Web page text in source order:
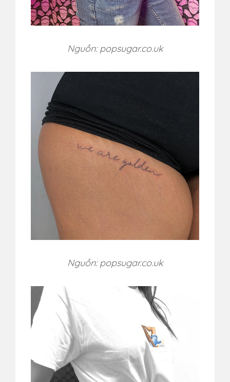
Nguồn: popsugar.co.uk
Nguồn: popsugar.co.uk